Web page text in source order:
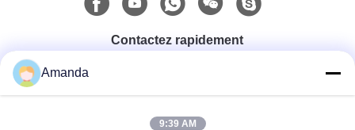
Contactez rapidement
0086-15556982932
Amanda
9:39 AM